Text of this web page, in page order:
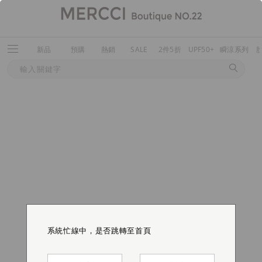
新品 預購 熱銷 SALE 2件5折 UPF50+ 瞬涼系列
系統忙線中，是否跳轉至首頁
系統忙線中，是否跳轉至首頁
系統忙線中，是否跳轉至首頁
系統忙線中，是否跳轉至首頁
系統忙線中，是否跳轉至首頁